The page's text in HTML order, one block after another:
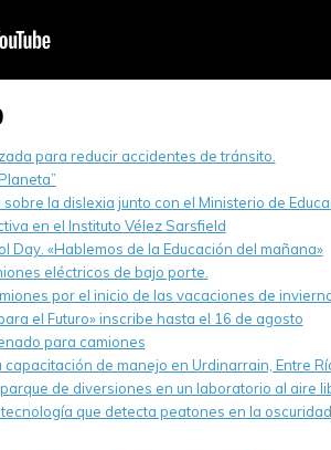
para reducir accidentes de tránsito.
la dislexia junto con el Ministerio de
en el Instituto Vélez Sarsfield
Day. «Hablemos de la Educación del mañana»
eléctricos de bajo porte.
por el inicio de las vacaciones de
el Futuro» inscribe hasta el 16 de agosto
para camiones
de manejo en Urdinarrain, Entre
de diversiones en un laboratorio al aire
que detecta peatones en la oscuridad.